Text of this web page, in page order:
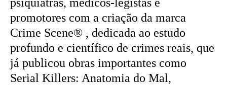
promotores com a criação da marca
Crime Scene® , dedicada ao estudo
profundo e científico de crimes reais, que
já publicou obras importantes como
Serial Killers: Anatomia do Mal,